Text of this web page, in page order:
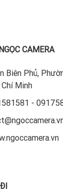
CAMERA
Biên Phủ,
Minh
-